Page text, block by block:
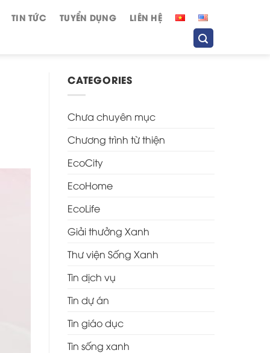
TIN TỨC TUYỂN DỤNG LIÊN HỆ
CATEGORIES
Chưa chuyên mục
Chương trình từ thiện
EcoCity
EcoHome
EcoLife
Giải thưởng Xanh
Thư viện Sống Xanh
Tin dịch vụ
Tin dự án
Tin giáo dục
Tin sống xanh